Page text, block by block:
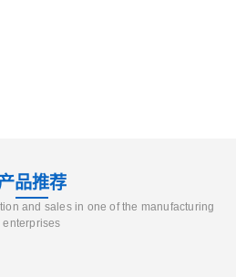
品推荐
and sales in one of the manufacturing
enterprises